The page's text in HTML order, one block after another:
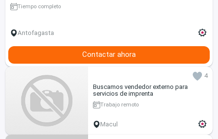
Tiempo completo
Antofagasta
Contactar ahora
4
Buscamos vendedor externo para
servicios de imprenta
Trabajo remoto
Macul